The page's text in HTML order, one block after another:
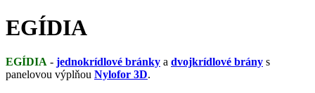
EGÍDIA
EGÍDIA - jednokrídlové bránky a dvojkrídlové brány s
panelovou výplňou Nylofor 3D.